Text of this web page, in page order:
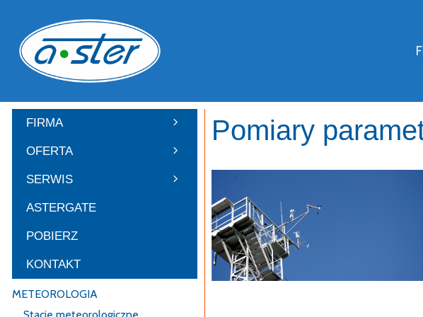
treści
Pomiary
FIRMA
OFERTA
SERWIS
ASTERGATE
POBIERZ
KONTAKT
METEOROLOGIA